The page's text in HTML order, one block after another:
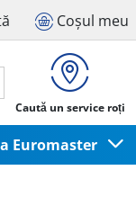
Coșul meu
Caută un service roți
Euromaster